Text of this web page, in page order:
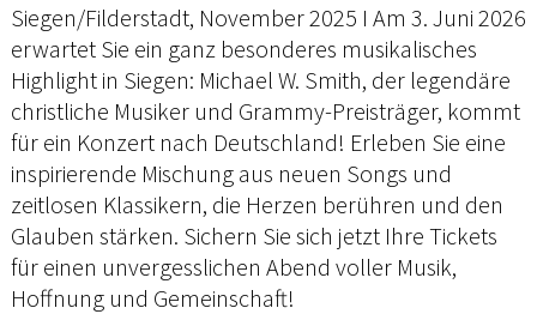
Siegen/Filderstadt, November 2025 I Am 3. Juni 2026
erwartet Sie ein ganz besonderes musikalisches
Highlight in Siegen: Michael W. Smith, der legendäre
christliche Musiker und Grammy-Preisträger, kommt
für ein Konzert nach Deutschland! Erleben Sie eine
inspirierende Mischung aus neuen Songs und
zeitlosen Klassikern, die Herzen berühren und den
Glauben stärken. Sichern Sie sich jetzt Ihre Tickets
für einen unvergesslichen Abend voller Musik,
Hoffnung und Gemeinschaft!